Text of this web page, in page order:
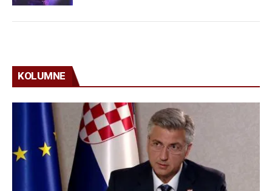
KOLUMNE